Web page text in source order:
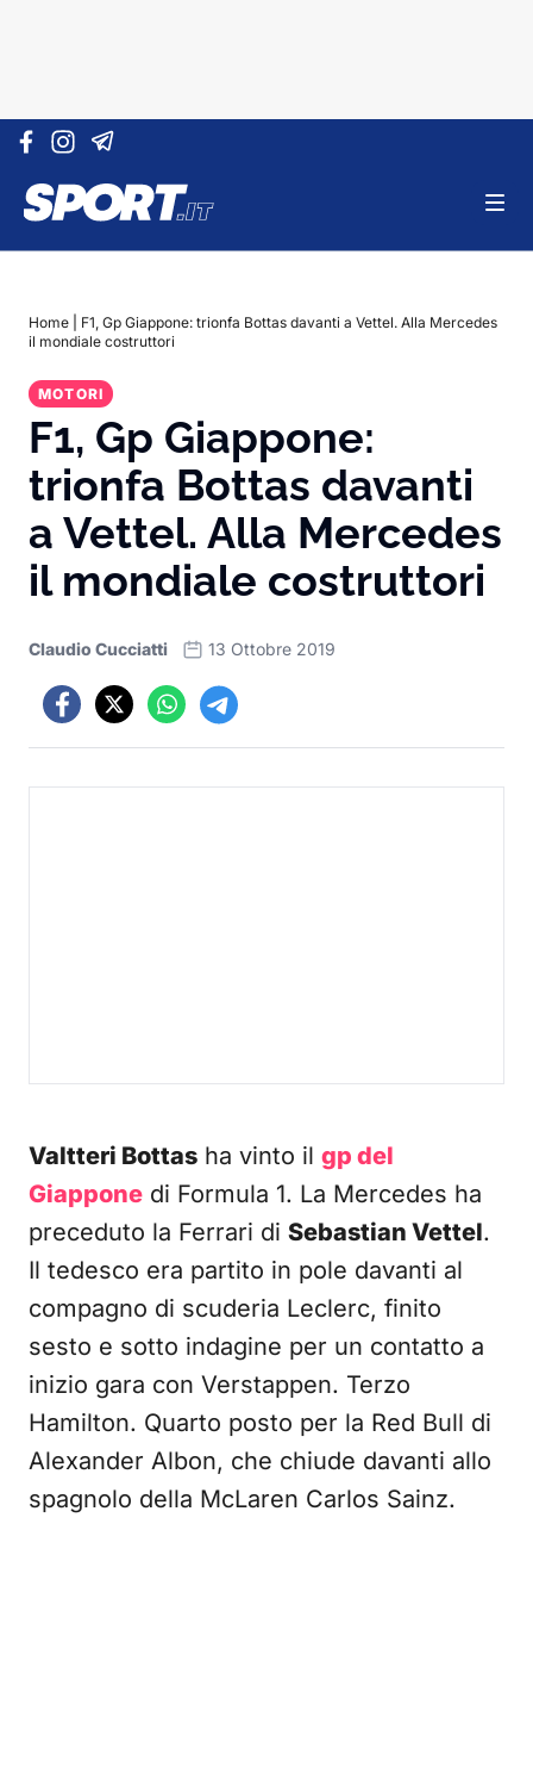
Vai al contenuto
Home
F1, Gp Giappone: trionfa Bottas davanti a Vettel. Alla Mercedes
il mondiale costruttori
MOTORI
F1, Gp Giappone:
trionfa Bottas davanti
a Vettel. Alla Mercedes
il mondiale costruttori
Claudio Cucciatti 13 Ottobre 2019
Valtteri Bottas ha vinto il gp del
Giappone di Formula 1. La Mercedes ha
preceduto la Ferrari di Sebastian Vettel.
Il tedesco era partito in pole davanti al
compagno di scuderia Leclerc, finito
sesto e sotto indagine per un contatto a
inizio gara con Verstappen. Terzo
Hamilton. Quarto posto per la Red Bull di
Alexander Albon, che chiude davanti allo
spagnolo della McLaren Carlos Sainz.